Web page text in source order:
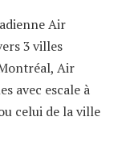
Air
3 villes
Air
avec escale à
celui de la ville